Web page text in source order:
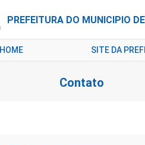
PREFEITURA DO MUNICIPIO
HOME SITE DA
Contato